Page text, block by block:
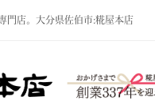
門店。大分県佐伯市:糀屋本店